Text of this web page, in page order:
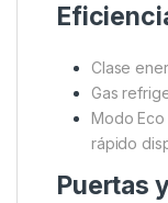
Clase
Gas
Modo
rápido
Puertas